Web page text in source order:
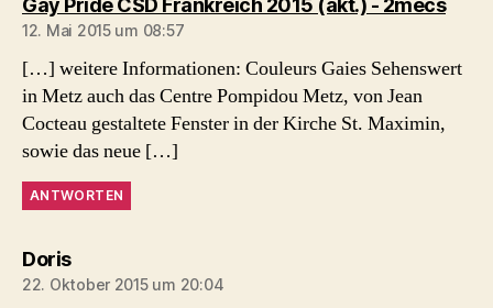
Gay Pride CSD Frankreich 2015 (akt.) - 2mecs
12. Mai 2015 um 08:57
[…] weitere Informationen: Couleurs Gaies Sehenswert
in Metz auch das Centre Pompidou Metz, von Jean
Cocteau gestaltete Fenster in der Kirche St. Maximin,
sowie das neue […]
ANTWORTEN
Dorissagt:
22. Oktober 2015 um 20:04